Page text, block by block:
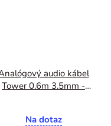
audio kábel
Tower 0.6m 3.5mm -
Na dotaz